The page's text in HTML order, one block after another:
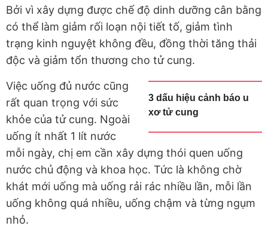
Bởi vì xây dựng được chế độ dinh dưỡng cân bằng
có thể làm giảm rối loạn nội tiết tố, giảm tình
trạng kinh nguyệt không đều, đồng thời tăng thải
độc và giảm tổn thương cho tử cung.
3 dấu hiệu cảnh báo u
xơ tử cung
Việc uống đủ nước cũng
rất quan trọng với sức
khỏe của tử cung. Ngoài
uống ít nhất 1 lít nước
mỗi ngày, chị em cần xây dựng thói quen uống
nước chủ động và khoa học. Tức là không chờ
khát mới uống mà uống rải rác nhiều lần, mỗi lần
uống không quá nhiều, uống chậm và từng ngụm
nhỏ.